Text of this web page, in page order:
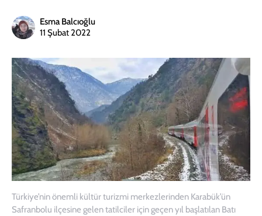
Türkiye’nin önemli kültür turizmi merkezlerinden Karabük’ün
Safranbolu ilçesine gelen tatilciler için geçen yıl başlatılan Batı
Esma Balcıoğlu
11 Şubat 2022